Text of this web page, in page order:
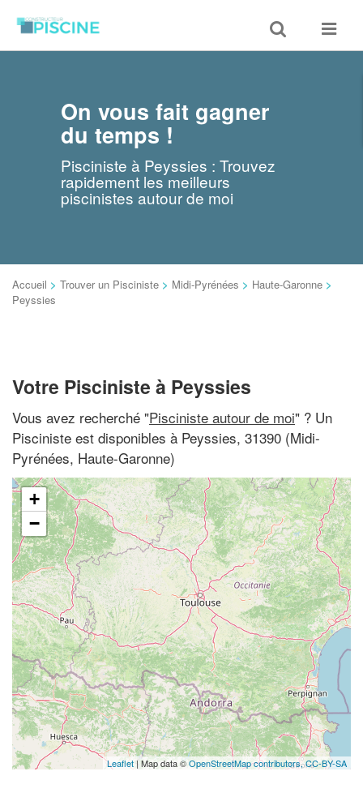
Toggle
search
Toggle
On vous fait gagner
du temps !
Pisciniste à Peyssies : Trouvez
rapidement les meilleurs
piscinistes autour de moi
Accueil > Trouver un Pisciniste > Midi-Pyrénées > Haute-Garonne >
Peyssies
Votre Pisciniste à Peyssies
Vous avez recherché "Pisciniste autour de moi" ? Un
Pisciniste est disponibles à Peyssies, 31390 (Midi-
Pyrénées, Haute-Garonne)
+
−
Leaflet | Map data ©OpenStreetMap contributors,CC-BY-SA